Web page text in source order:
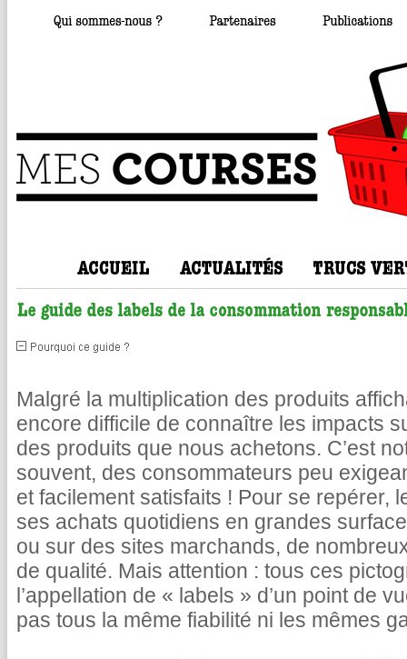
Malgré la multiplication des produits
encore difficile de connaître les impacts
des produits que nous achetons. C’est
souvent, des consommateurs peu
et facilement satisfaits ! Pour se repérer,
ses achats quotidiens en grandes
ou sur des sites marchands, de
de qualité. Mais attention : tous ces
l’appellation de « labels » d’un point de
pas tous la même fiabilité ni les mêmes